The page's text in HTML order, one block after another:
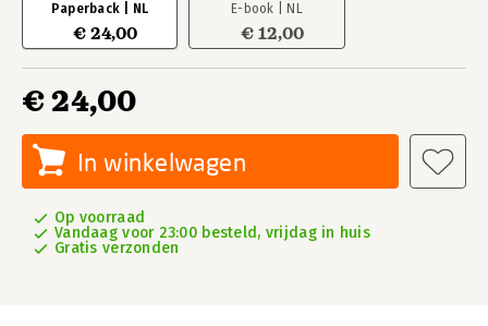
Paperback | NL
€ 24,00
E-book | NL
€ 12,00
€ 24,00
In winkelwagen
Op voorraad
Vandaag voor 23:00 besteld, vrijdag in huis
Gratis verzonden